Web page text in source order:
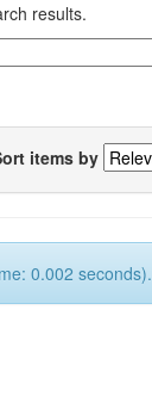
results.
items by
0.002 seconds).